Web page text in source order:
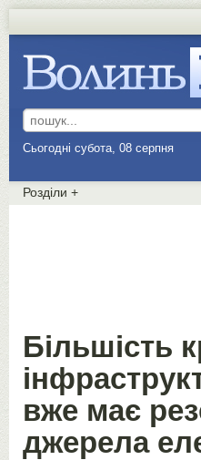
Сьогодні субота, 08 серпня
Розділи +
Більшість
вже має
джерела